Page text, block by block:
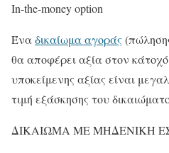
In-the-money option
Έναδικαίωμα αγοράς
θα αποφέρει αξία στον κάτοχό
υποκείμενης αξίας είναι
τιμή εξάσκησης του
ΔΙΚΑΙΩΜΑ ΜΕ ΜΗΔΕΝΙΚΗ